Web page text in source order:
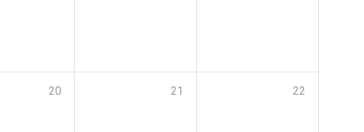
20 21 22